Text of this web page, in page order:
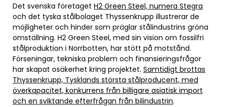
Det svenska företaget H2 Green Steel, numera Stegra
och det tyska stålbolaget Thyssenkrupp illustrerar de
möjligheter och hinder som präglar stålindustrins gröna
omställning. H2 Green Steel, med sin vision om fossilfri
stålproduktion i Norrbotten, har stött på motstånd.
Förseningar, tekniska problem och finansieringsfrågor
har skapat osäkerhet kring projektet. Samtidigt brottas
Thyssenkrupp, Tysklands största stålproducent, med
överkapacitet, konkurrens från billigare asiatisk import
och en sviktande efterfrågan från bilindustrin.